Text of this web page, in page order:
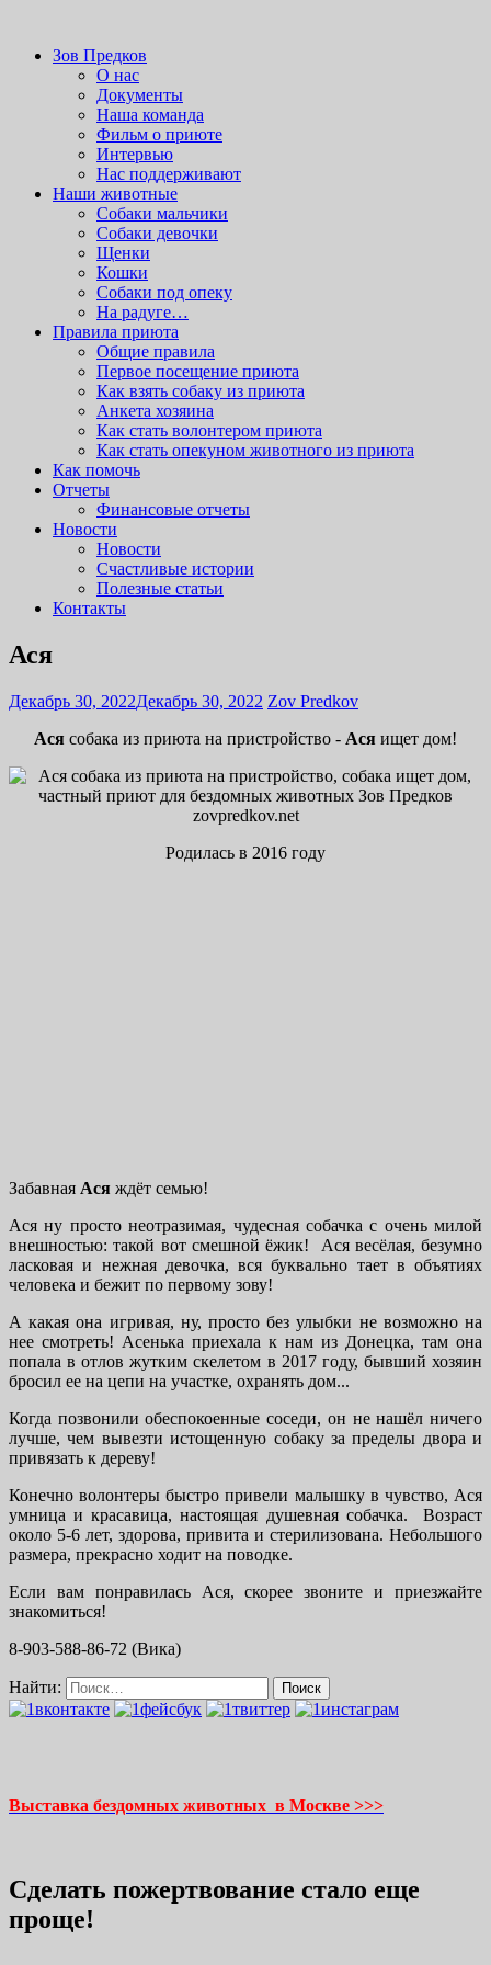
zone.ru/wordpress-themes-and-templates
Зов Предков
приют для бездомных животных
Зов Предков
О нас
Документы
Наша команда
Фильм о приюте
Интервью
Нас поддерживают
Наши животные
Cобаки мальчики
Cобаки девочки
Щенки
Кошки
Собаки под опеку
На радуге…
Правила приюта
Общие правила
Первое посещение приюта
Как взять собаку из приюта
Анкета хозяина
Как стать волонтером приюта
Как стать опекуном животного из приюта
Как помочь
Отчеты
Финансовые отчеты
Новости
Новости
Счастливые истории
Полезные статьи
Контакты
Ася
Декабрь 30, 2022Декабрь 30, 2022 Zov Predkov
Ася собака из приюта на пристройство - Ася ищет дом!
Родилась в 2016 году
Забавная Ася ждёт семью!
Ася ну просто неотразимая, чудесная собачка с очень милой
внешностью: такой вот смешной ёжик! Ася весёлая, безумно
ласковая и нежная девочка, вся буквально тает в объятиях
человека и бежит по первому зову!
А какая она игривая, ну, просто без улыбки не возможно на
нее смотреть! Асенька приехала к нам из Донецка, там она
попала в отлов жутким скелетом в 2017 году, бывший хозяин
бросил ее на цепи на участке, охранять дом...
Когда позвонили обеспокоенные соседи, он не нашёл ничего
лучше, чем вывезти истощенную собаку за пределы двора и
привязать к дереву!
Конечно волонтеры быстро привели малышку в чувство, Ася
умница и красавица, настоящая душевная собачка. Возраст
около 5-6 лет, здорова, привита и стерилизована. Небольшого
размера, прекрасно ходит на поводке.
Если вам понравилась Ася, скорее звоните и приезжайте
знакомиться!
8-903-588-86-72 (Вика)
Найти:
Выставка бездомных животных в Москве >>>
Сделать пожертвование стало еще
проще!